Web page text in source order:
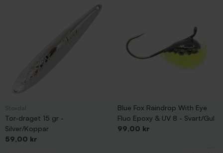
Tor-draget 15 gr -
Silver/Koppar
Pris
59,00 kr
Blue Fox Raindrop With Eye
Fluo Epoxy & UV 8 - Svart/Gul
Pris
99,00 kr